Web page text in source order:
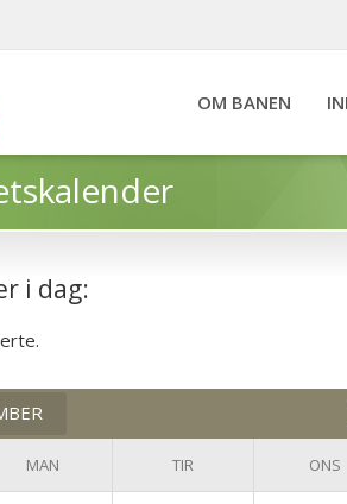
OM BANEN
i dag:
MAN TIR ONS